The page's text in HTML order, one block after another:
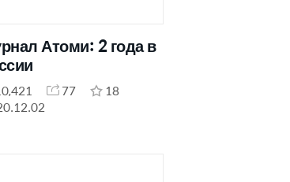
Атоми: 2 года в
77
18